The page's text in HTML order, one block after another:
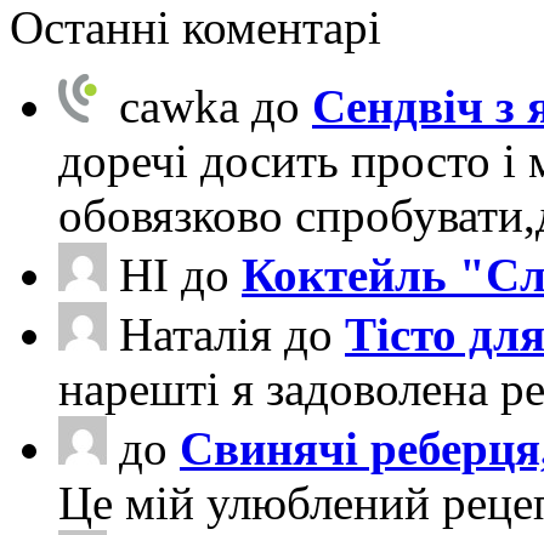
Останні коментарі
cawka до Сендвіч з
доречі досить просто
обовязково
НІ до Коктейль
Наталія до Тісто
нарешті я задоволена
до Свинячі
Це мій улюблений